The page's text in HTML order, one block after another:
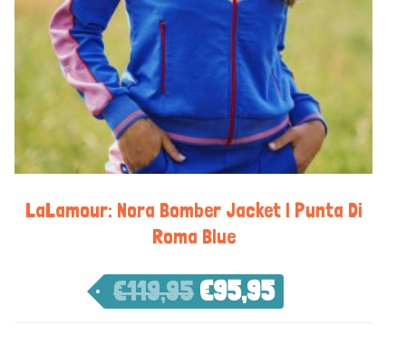
LaLamour: Nora Bomber Jacket | Punta Di
Roma Blue
€119,95 €95,95